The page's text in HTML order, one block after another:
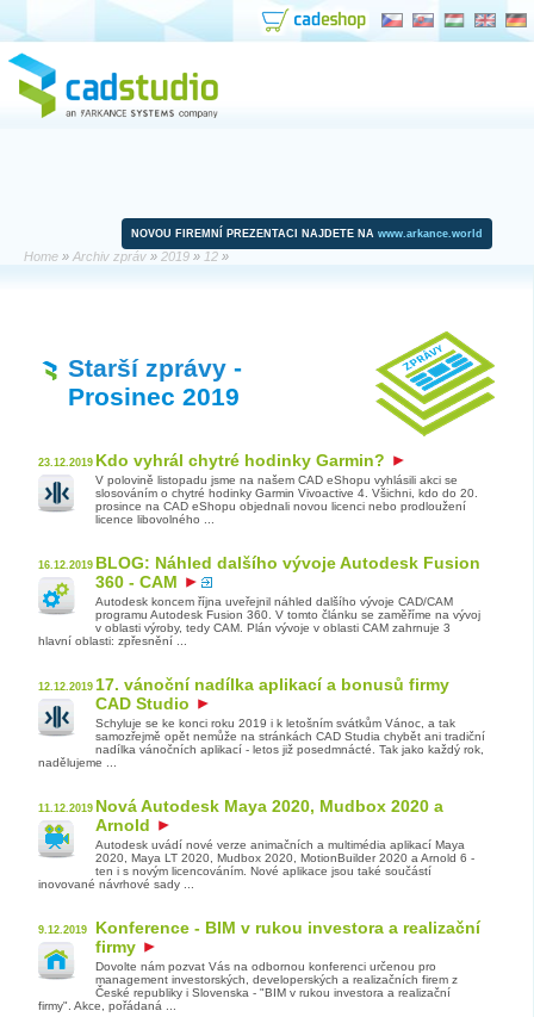
NOVOU FIREMNÍ PREZENTACI NAJDETE NA www.arkance.world
Home » Archiv zpráv » 2019 » 12 »
Starší zprávy -
Prosinec 2019
23.12.2019 Kdo vyhrál chytré hodinky Garmin?
V polovině listopadu jsme na našem CAD eShopu vyhlásili akci se
slosováním o chytré hodinky Garmin Vivoactive 4. Všichni, kdo do 20.
prosince na CAD eShopu objednali novou licenci nebo prodloužení
licence libovolného ...
16.12.2019 BLOG: Náhled dalšího vývoje Autodesk Fusion
360 - CAM
Autodesk koncem října uveřejnil náhled dalšího vývoje CAD/CAM
programu Autodesk Fusion 360. V tomto článku se zaměříme na vývoj
v oblasti výroby, tedy CAM. Plán vývoje v oblasti CAM zahrnuje 3
hlavní oblasti: zpřesnění ...
12.12.2019 17. vánoční nadílka aplikací a bonusů firmy
CAD Studio
Schyluje se ke konci roku 2019 i k letošním svátkům Vánoc, a tak
samozřejmě opět nemůže na stránkách CAD Studia chybět ani tradiční
nadílka vánočních aplikací - letos již posedmnácté. Tak jako každý rok,
nadělujeme ...
11.12.2019 Nová Autodesk Maya 2020, Mudbox 2020 a
Arnold
Autodesk uvádí nové verze animačních a multimédia aplikací Maya
2020, Maya LT 2020, Mudbox 2020, MotionBuilder 2020 a Arnold 6 -
ten i s novým licencováním. Nové aplikace jsou také součástí
inovované návrhové sady ...
9.12.2019
Konference - BIM v rukou investora a realizační
firmy
Dovolte nám pozvat Vás na odbornou konferenci určenou pro
management investorských, developerských a realizačních firem z
České republiky i Slovenska - "BIM v rukou investora a realizační
firmy". Akce, pořádaná ...